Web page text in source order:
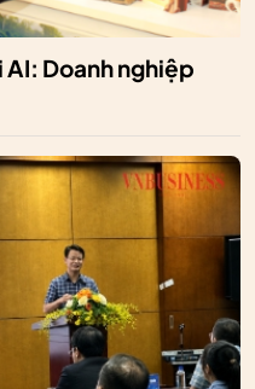
Doanh nghiệp